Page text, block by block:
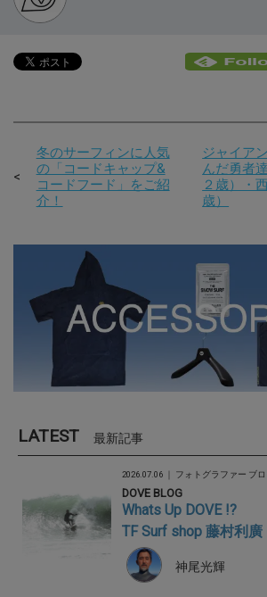
冬のサーフィンに人気
の「コードキャップ&
コードフード」をご紹
介！
ジャイア
んだ勇者
２歳）・
歳）
LATEST 最新記事
2026.07.06 ｜ フォトグラファー ブ
DOVE BLOG
Whats Up DOVE !?
TF Surf shop 藤村利廣
神尾光輝